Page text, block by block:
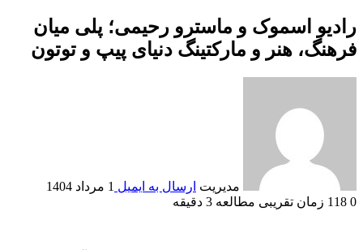
رادیو اسموک و ماسترو رحیمی؛ پلی میان
فرهنگ، هنر و مارکتینگ دنیای پیپ و توتون
مدیریت ارسال به ایمیل 1 مرداد 1404
0
زمان تقریبی مطالعه 3 دقیقه